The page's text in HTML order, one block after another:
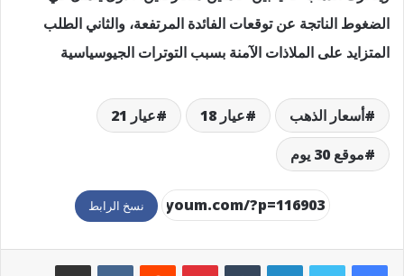
الضغوط الناتجة عن توقعات الفائدة المرتفعة، والثاني الطلب
المتزايد على الملاذات الآمنة بسبب التوترات الجيوسياسية
أسعار الذهب عيار 18
عيار 21
موقع 30 يوم
نسخ الرابط
لينكدإن بينتيريست مشاركة عبر البريد